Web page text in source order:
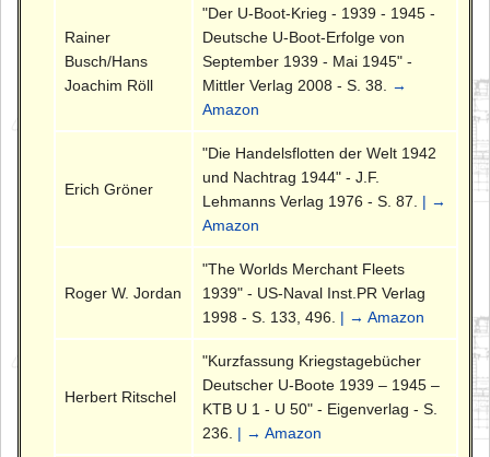
Rainer
Busch/Hans
Joachim Röll
"Der U-Boot-Krieg - 1939 - 1945 -
Deutsche U-Boot-Erfolge von
September 1939 - Mai 1945" -
Mittler Verlag 2008 - S. 38.
→
Amazon
Erich Gröner
"Die Handelsflotten der Welt 1942
und Nachtrag 1944" - J.F.
Lehmanns Verlag 1976 - S. 87. | →
Amazon
Roger W. Jordan
"The Worlds Merchant Fleets
1939" - US-Naval Inst.PR Verlag
1998 - S. 133, 496. | → Amazon
Herbert Ritschel
"Kurzfassung Kriegstagebücher
Deutscher U-Boote 1939 – 1945 –
KTB U 1 - U 50" - Eigenverlag - S.
236. | → Amazon